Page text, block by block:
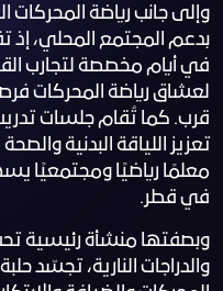
وإلى جانب رياضة المحركات
بدعم المجتمع المحلي، إذ
في أيام مخصصة لتجارب
لعشاق رياضة المحركات
قرب. كما تُقام جلسات
تعزيز اللياقة البدنية
معلمًا رياضيًا
في قطر.
وبصفتها منشأة رئيسية
والدراجات النارية، تجسّد